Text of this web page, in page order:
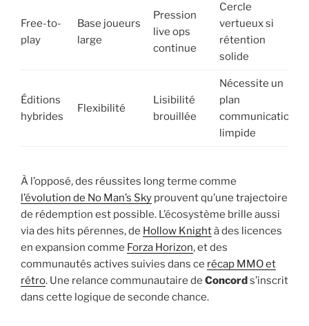
Free-to-
play
Base joueurs
large
Pression
live ops
continue
Cercle
vertueux si
rétention
solide
Éditions
hybrides
Flexibilité
Lisibilité
brouillée
Nécessite un
plan
communication
limpide
À l’opposé, des réussites long terme comme
l’évolution de No Man’s Sky prouvent qu’une trajectoire
de rédemption est possible. L’écosystème brille aussi
via des hits pérennes, de Hollow Knightà des licences
en expansion comme Forza Horizon, et des
communautés actives suivies dans ce récap MMO et
rétro. Une relance communautaire de Concords’inscrit
dans cette logique de seconde chance.